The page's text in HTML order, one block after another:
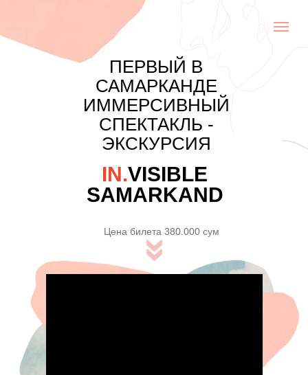
ПЕРВЫЙ В
САМАРКАНДЕ
ИММЕРСИВНЫЙ
СПЕКТАКЛЬ -
ЭКСКУРСИЯ
IN.VISIBLE
SAMARKAND
Цена билета 380.000 сум